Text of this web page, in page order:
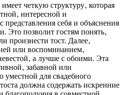
четкую структуру‚ которая
интересной и
себя и объяснения
Это позволит гостям понять‚
произнести тост. Далее‚
или воспоминанием‚
а лучше с обоими. Эта
забавной или
уместной для свадебного
должна содержать искренние